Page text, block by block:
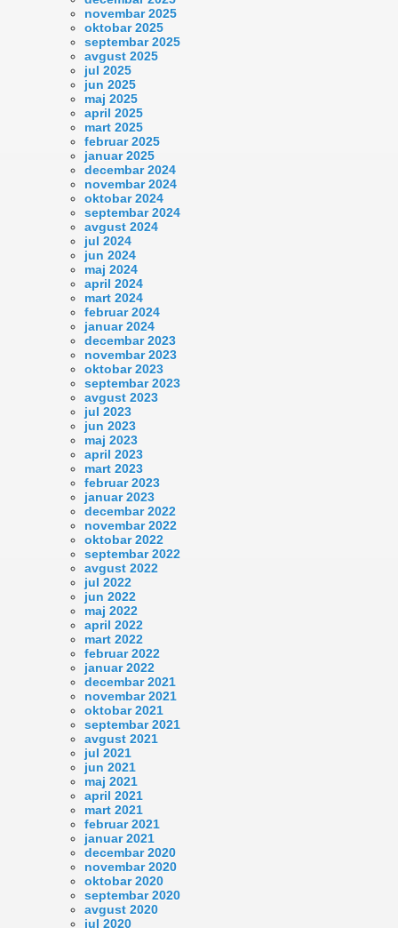
novembar 2025
oktobar 2025
septembar 2025
avgust 2025
jul 2025
jun 2025
maj 2025
april 2025
mart 2025
februar 2025
januar 2025
decembar 2024
novembar 2024
oktobar 2024
septembar 2024
avgust 2024
jul 2024
jun 2024
maj 2024
april 2024
mart 2024
februar 2024
januar 2024
decembar 2023
novembar 2023
oktobar 2023
septembar 2023
avgust 2023
jul 2023
jun 2023
maj 2023
april 2023
mart 2023
februar 2023
januar 2023
decembar 2022
novembar 2022
oktobar 2022
septembar 2022
avgust 2022
jul 2022
jun 2022
maj 2022
april 2022
mart 2022
februar 2022
januar 2022
decembar 2021
novembar 2021
oktobar 2021
septembar 2021
avgust 2021
jul 2021
jun 2021
maj 2021
april 2021
mart 2021
februar 2021
januar 2021
decembar 2020
novembar 2020
oktobar 2020
septembar 2020
avgust 2020
jul 2020